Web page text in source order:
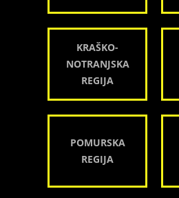
KRAŠKO-
NOTRANJSKA
REGIJA
POMURSKA
REGIJA